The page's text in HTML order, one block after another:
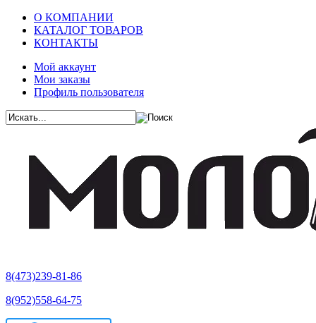
О КОМПАНИИ
КАТАЛОГ ТОВАРОВ
КОНТАКТЫ
Мой аккаунт
Мои заказы
Профиль пользователя
8(473)239-81-86
8(952)558-64-75